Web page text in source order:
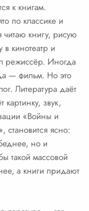
к книгам.
по классике и
книгу, рисую
в кинотеатр и
режиссёр. Иногда
— фильм. Но это
Литература даёт
звук,
«Войны и
ясно:
но и
такой массовой
а книги придают